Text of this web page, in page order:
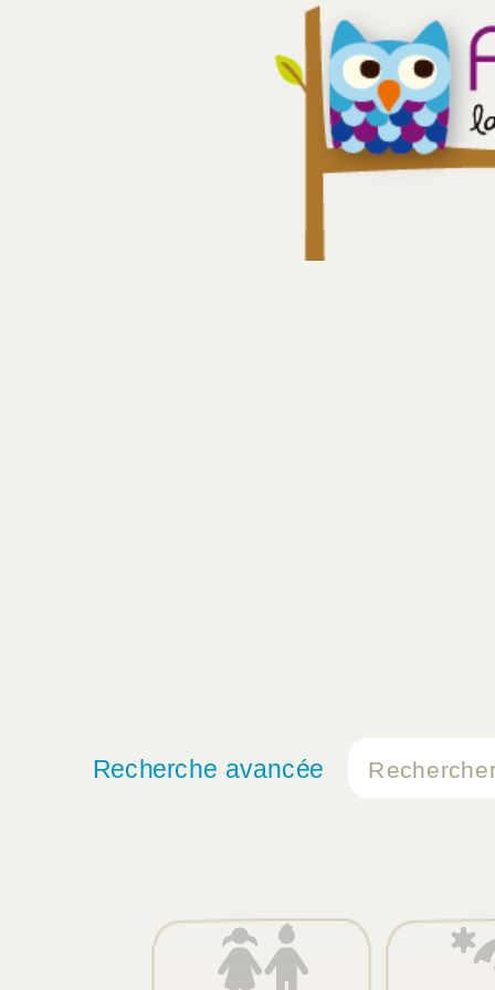
Recherche avancée